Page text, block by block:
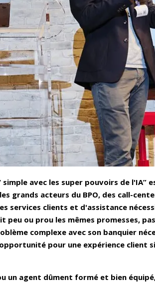
avec les super pouvoirs de l'IA”
grands acteurs du BPO, des call-
services clients et d'assistance
ou prou les mêmes promesses,
complexe avec son banquier
pour une expérience client
agent dûment formé et bien